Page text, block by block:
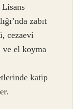
zabıt
cezaevi
ve el koyma
katip